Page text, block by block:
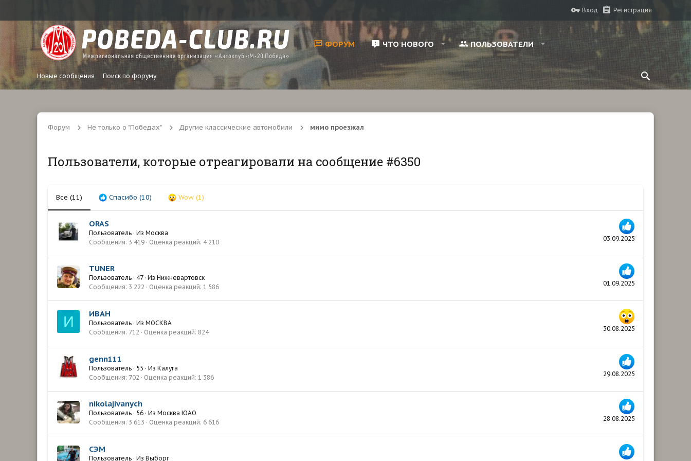
Вход Регистрация
ФОРУМ ЧТО НОВОГО ПОЛЬЗОВАТЕЛИ
Новые сообщения Поиск по форуму
Форум Не только о "Победах" Другие классические автомобили мимо проезжал
Пользователи, которые отреагировали на сообщение #6350
Все (11) Спасибо (10) Wow (1)
03.09.2025
ORAS
Пользователь · Из Москва
Сообщения 3 419 Оценка реакций 4 210
01.09.2025
TUNER
Пользователь · 47 · Из Нижневартовск
Сообщения 3 222 Оценка реакций 1 586
И 30.08.2025
ИВАН
Пользователь · Из МОСКВА
Сообщения 712 Оценка реакций 824
29.08.2025
genn111
Пользователь · 55 · Из Калуга
Сообщения 702 Оценка реакций 1 386
28.08.2025
nikolajivanych
Пользователь · 56 · Из Москва ЮАО
Сообщения 3 613 Оценка реакций 6 616
СЭМ
Пользователь · Из Выборг